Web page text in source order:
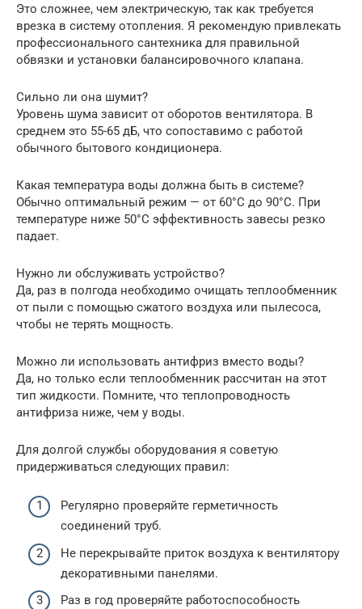
Это сложнее, чем электрическую, так как требуется
врезка в систему отопления. Я рекомендую привлекать
профессионального сантехника для правильной
обвязки и установки балансировочного клапана.
Сильно ли она шумит?
Уровень шума зависит от оборотов вентилятора. В
среднем это 55-65 дБ, что сопоставимо с работой
обычного бытового кондиционера.
Какая температура воды должна быть в системе?
Обычно оптимальный режим — от 60°C до 90°C. При
температуре ниже 50°C эффективность завесы резко
падает.
Нужно ли обслуживать устройство?
Да, раз в полгода необходимо очищать теплообменник
от пыли с помощью сжатого воздуха или пылесоса,
чтобы не терять мощность.
Можно ли использовать антифриз вместо воды?
Да, но только если теплообменник рассчитан на этот
тип жидкости. Помните, что теплопроводность
антифриза ниже, чем у воды.
Для долгой службы оборудования я советую
придерживаться следующих правил:
Регулярно проверяйте герметичность
соединений труб.
Не перекрывайте приток воздуха к вентилятору
декоративными панелями.
Раз в год проверяйте работоспособность